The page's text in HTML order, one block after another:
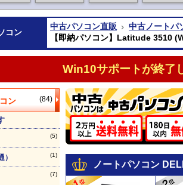
コン
中古パソコン直販 中古ノートパ
【即納パソコン】Latitude 3510
Win10サポートが終了
(84)
(5)
(1)
(7)
ノートパソコン